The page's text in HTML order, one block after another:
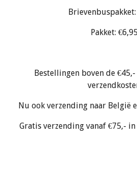
Pakket:
Bestellingen boven de
Nu ook verzending naar België
Gratis verzending vanaf €75,-